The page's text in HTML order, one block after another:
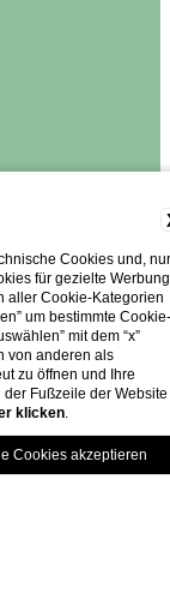
Cookies und, nur
für gezielte Werbung
aller Cookie-Kategorien
um bestimmte Cookie-
mit dem “x”
von anderen als
zu öffnen und Ihre
der Fußzeile der Website
klicken.